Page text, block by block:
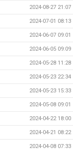
2024-08-27 21:07
2024-07-01 08:13
2024-06-07 09:01
2024-06-05 09:09
2024-05-28 11:28
2024-05-23 22:34
2024-05-23 15:33
2024-05-08 09:01
2024-04-22 18:00
2024-04-21 08:22
2024-04-08 07:33